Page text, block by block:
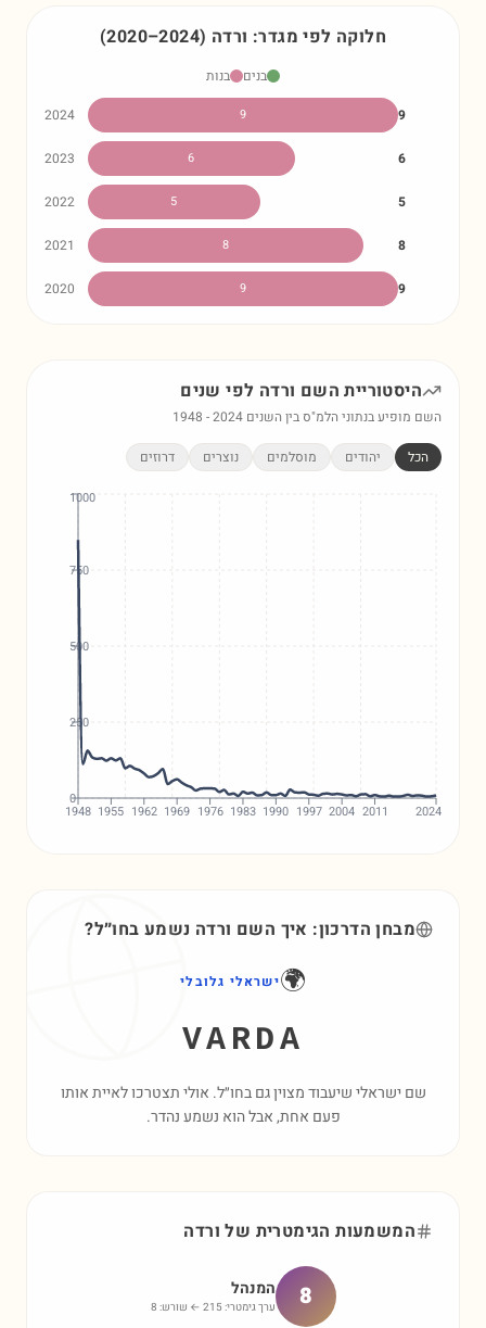
חלוקה לפי מגדר: ורדה (2020–2024)
בנים
בנות
2024
9 9
2023 6 6
2022 5 5
2021 8 8
2020 9 9
היסטוריית השם ורדה לפי שנים
השם מופיע בנתוני הלמ"ס בין השנים 1948 -2024
הכל יהודים מוסלמים נוצרים דרוזים
1948 1955 1962 1969 1976 1983 1990 1997 2004 2011 2024
0
250
500
750
1000
מבחן הדרכון: איך השם ורדה נשמע בחו״ל?
🌍ישראלי גלובלי
VARDA
שם ישראלי שיעבוד מצוין גם בחו״ל. אולי תצטרכו לאיית אותו
פעם אחת, אבל הוא נשמע נהדר.
המשמעות הגימטרית של ורדה
8 המנהל
ערך גימטרי: 215 ← שורש: 8